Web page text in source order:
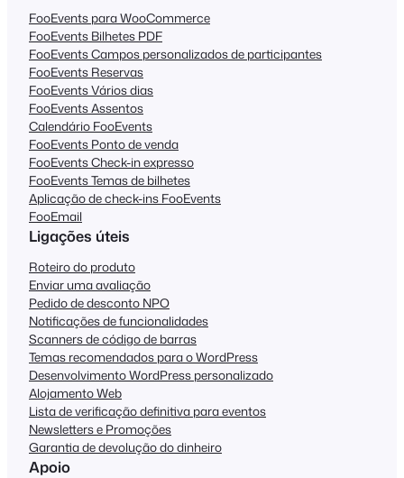
FooEvents para WooCommerce
FooEvents Bilhetes PDF
FooEvents Campos personalizados de participantes
FooEvents Reservas
FooEvents Vários dias
FooEvents Assentos
Calendário FooEvents
FooEvents Ponto de venda
FooEvents Check-in expresso
FooEvents Temas de bilhetes
Aplicação de check-ins FooEvents
FooEmail
Ligações úteis
Roteiro do produto
Enviar uma avaliação
Pedido de desconto NPO
Notificações de funcionalidades
Scanners de código de barras
Temas recomendados para o WordPress
Desenvolvimento WordPress personalizado
Alojamento Web
Lista de verificação definitiva para eventos
Newsletters e Promoções
Garantia de devolução do dinheiro
Apoio